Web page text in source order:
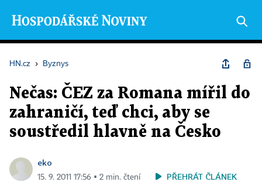
HN.cz › Byznys
Nečas: ČEZ za Romana mířil do
zahraničí, teď chci, aby se
soustředil hlavně na Česko
eko
15. 9. 2011 17:56 ▪ 2 min. čtení PŘEHRÁT ČLÁNEK